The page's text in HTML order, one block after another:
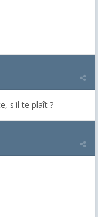
s'il te plaît ?